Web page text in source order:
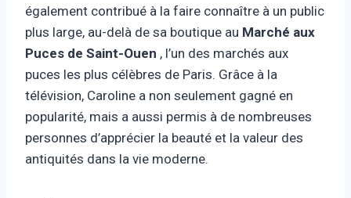
également contribué à la faire connaître à un public
plus large, au-delà de sa boutique au Marché aux
Puces de Saint-Ouen , l’un des marchés aux
puces les plus célèbres de Paris. Grâce à la
télévision, Caroline a non seulement gagné en
popularité, mais a aussi permis à de nombreuses
personnes d’apprécier la beauté et la valeur des
antiquités dans la vie moderne.